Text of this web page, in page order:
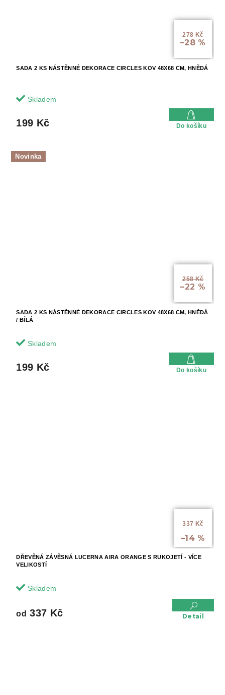
278 Kč
–28 %
SADA 2 KS NÁSTĚNNÉ DEKORACE CIRCLES KOV 48X68 CM, HNĚDÁ
Skladem
199 Kč Do košíku
Novinka
258 Kč
–22 %
SADA 2 KS NÁSTĚNNÉ DEKORACE CIRCLES KOV 48X68 CM, HNĚDÁ
/ BÍLÁ
Skladem
199 Kč Do košíku
337 Kč
–14 %
DŘEVĚNÁ ZÁVĚSNÁ LUCERNA AIRA ORANGE S RUKOJETÍ - VÍCE
VELIKOSTÍ
Skladem
od 337 Kč Detail